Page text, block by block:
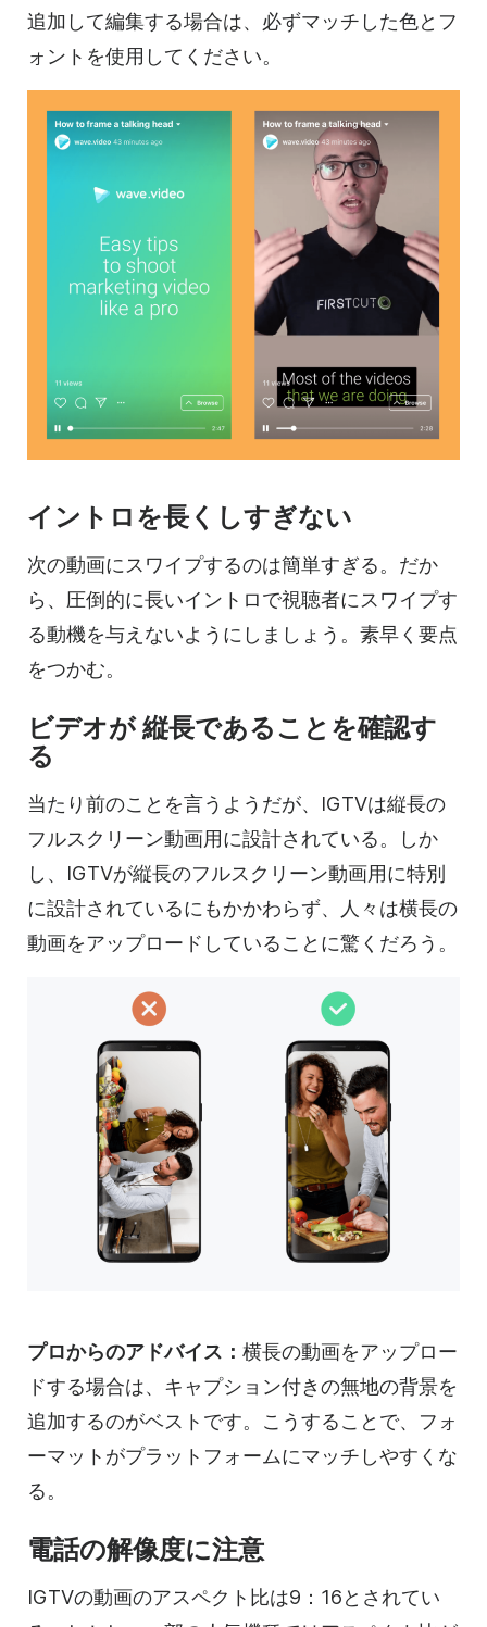
追加して編集する場合は、必ずマッチした色とフ
ォントを使用してください。
イントロを長くしすぎない
次の動画に スワイプするのは簡単すぎる。だか
ら、圧倒的に長いイントロで視聴者にスワイプす
る動機を与えないようにしましょう。素早く要点
をつかむ。
ビデオが 縦長であることを確認す
る
当たり前のことを言うようだが、IGTVは縦長の
フルスクリーン動画用に設計されている。しか
し、IGTVが縦長のフルスクリーン動画用に特別
に設計されているにもかかわらず、人々は横長の
動画をアップロードしていることに驚くだろう。
プロからのアドバイス： 横長の動画をアップロー
ドする場合は、キャプション付きの無地の背景を
追加するのがベストです。こうすることで、フォ
ーマットがプラットフォームにマッチしやすくな
る。
電話の解像度に注意
IGTVの動画のアスペクト比は9：16とされてい